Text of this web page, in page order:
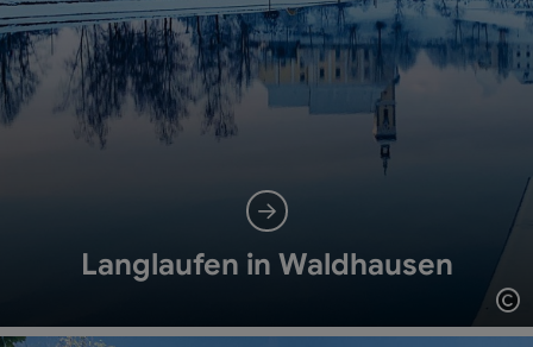
Langlaufen in Waldhausen